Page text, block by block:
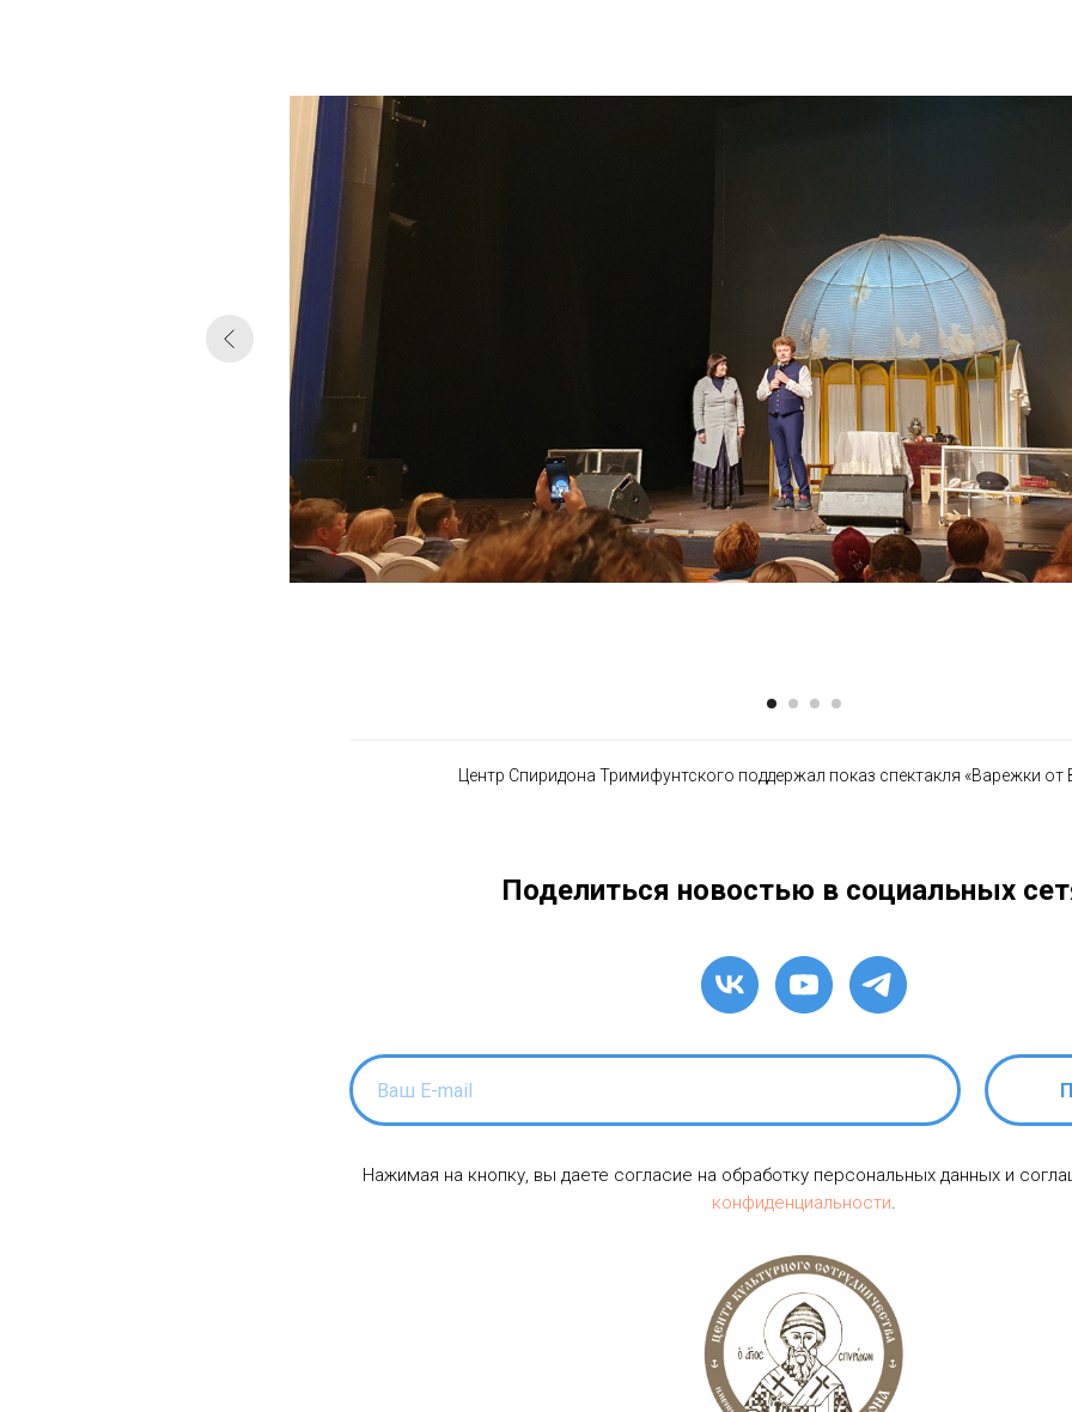
Центр Спиридона Тримифунтского поддержал показ спектакля «Варежки
Поделиться новостью в социальных
Нажимая на кнопку, вы даете согласие на обработку персональных данных и
конфиденциальности.